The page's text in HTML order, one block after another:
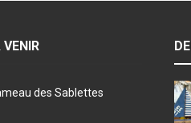
VENIR
des Sablettes